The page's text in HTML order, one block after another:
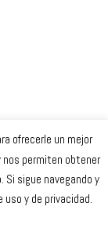
ofrecerle un mejor
nos permiten obtener
sigue navegando y
y de privacidad.